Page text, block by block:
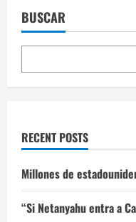
BUSCAR
RECENT POSTS
Millones de
“Si Netanyahu entra a